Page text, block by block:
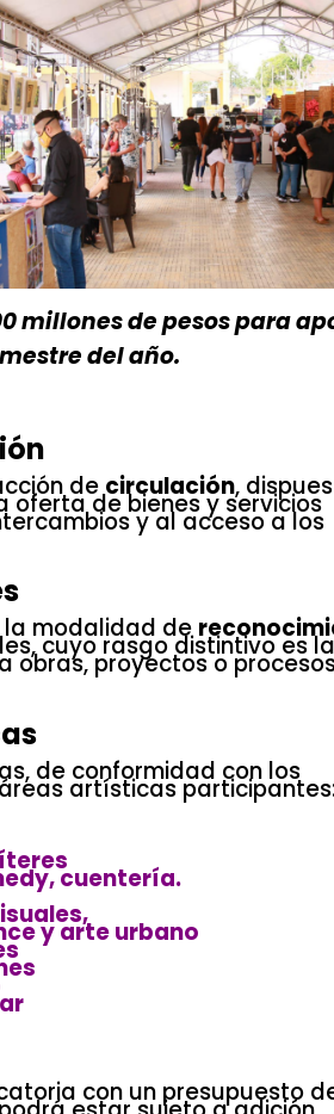
millones de pesos para
del año.
decirculación,
de bienes y servicios
y al acceso a los
la modalidad de
cuyo rasgo distintivo es
obras, proyectos o
de conformidad con los
artísticas
cuentería.
y arte urbano
con un presupuesto